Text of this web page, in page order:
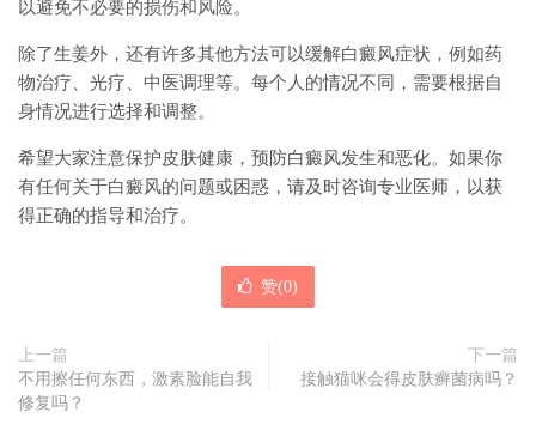
以避免不必要的损伤和风险。
除了生姜外，还有许多其他方法可以缓解白癜风症状，例如药
物治疗、光疗、中医调理等。每个人的情况不同，需要根据自
身情况进行选择和调整。
希望大家注意保护皮肤健康，预防白癜风发生和恶化。如果你
有任何关于白癜风的问题或困惑，请及时咨询专业医师，以获
得正确的指导和治疗。
赞(0)
上一篇
不用擦任何东西，激素脸能自我
修复吗？
下一篇
接触猫咪会得皮肤癣菌病吗？